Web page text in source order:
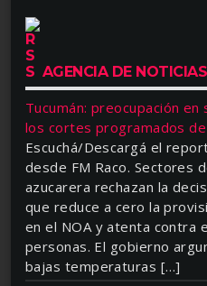
AGENCIA DE
Tucumán: preocupación
los cortes programados
Escuchá/Descargá el
desde FM Raco. Sectores
azucarera rechazan la
que reduce a cero la
en el NOA y atenta contra
personas. El gobierno
bajas temperaturas […]